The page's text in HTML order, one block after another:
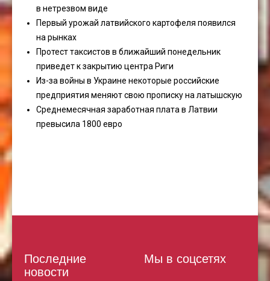
в нетрезвом виде
Первый урожай латвийского картофеля появился
на рынках
Протест таксистов в ближайший понедельник
приведет к закрытию центра Риги
Из-за войны в Украине некоторые российские
предприятия меняют свою прописку на латышскую
Среднемесячная заработная плата в Латвии
превысила 1800 евро
Последние
новости
Мы в соцсетях